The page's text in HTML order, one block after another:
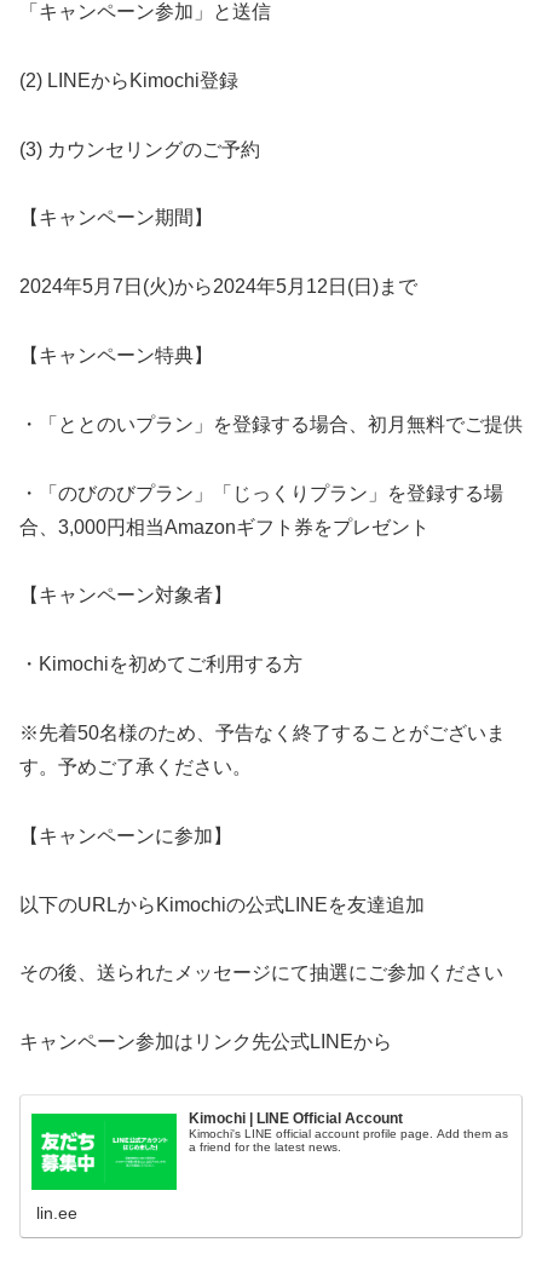
「キャンペーン参加」と送信
(2) LINEからKimochi登録
(3) カウンセリングのご予約
【キャンペーン期間】
2024年5月7日(火)から2024年5月12日(日)まで
【キャンペーン特典】
・「ととのいプラン」を登録する場合、初月無料でご提供
・「のびのびプラン」「じっくりプラン」を登録する場
合、3,000円相当Amazonギフト券をプレゼント
【キャンペーン対象者】
・Kimochiを初めてご利用する方
※先着50名様のため、予告なく終了することがございま
す。予めご了承ください。
【キャンペーンに参加】
以下のURLからKimochiの公式LINEを友達追加
その後、送られたメッセージにて抽選にご参加ください
キャンペーン参加はリンク先公式LINEから
Kimochi | LINE Official Account
Kimochi's LINE official account profile page. Add them as
a friend for the latest news.
lin.ee